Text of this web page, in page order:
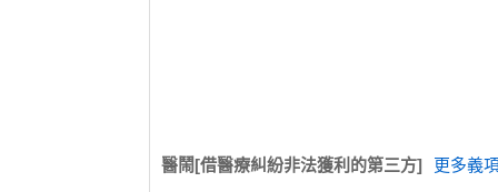
醫鬧[借醫療糾紛非法獲利的第三方] 更多義